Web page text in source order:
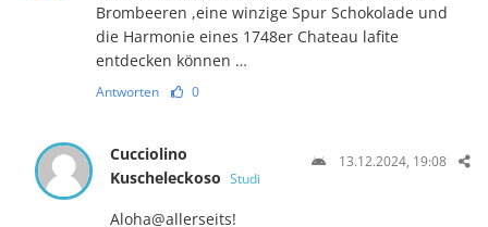
Brombeeren ,eine winzige Spur Schokolade und
die Harmonie eines 1748er Chateau lafite
entdecken können …
Antworten 0
Cucciolino
Kuscheleckoso Studi
13.12.2024, 19:08
Aloha@allerseits!